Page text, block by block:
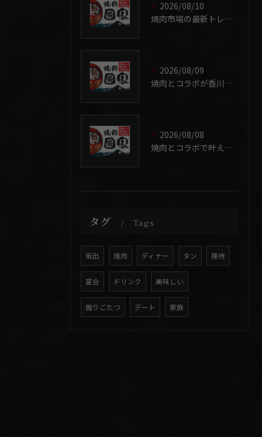
2026/08/10
焼肉市場の最新トレンドと香川県で楽しむ魅力を徹底解説
2026/08/09
焼肉とコラボが香川県グルメに広げる新たな味体験徹底ガイド
2026/08/08
焼肉とコラボで叶える香川県で失敗しないお店選び徹底ガイド
タグ Tags
坂出 焼肉 ディナー タン 接待
宴会 ドリンク 美味しい
掘りごたつ デート 家族